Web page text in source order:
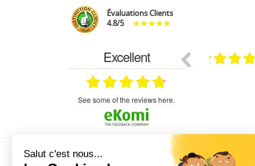
Évaluations Clients
4.8/5
Excellent
see some of the reviews here.
07.07.2026
bien rien a dire .what else